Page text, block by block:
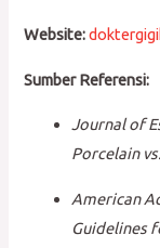
Website:
Sumber Referensi:
Journal of
Porcelain
American
Guidelines